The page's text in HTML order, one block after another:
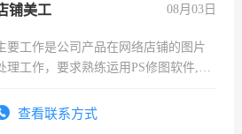
铺美工 08月03日
要工作是公司产品在网络店铺的图片
理工作，要求熟练运用PS修图软件,工
查看联系方式